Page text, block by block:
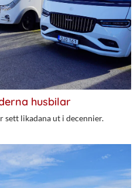
husbilar
likadana ut i decennier.